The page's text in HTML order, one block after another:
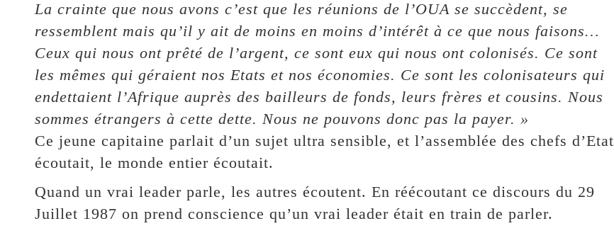
La crainte que nous avons c’est que les réunions de l’OUA se succèdent, se
ressemblent mais qu’il y ait de moins en moins d’intérêt à ce que nous faisons…
Ceux qui nous ont prêté de l’argent, ce sont eux qui nous ont colonisés. Ce sont
les mêmes qui géraient nos Etats et nos économies. Ce sont les colonisateurs qui
endettaient l’Afrique auprès des bailleurs de fonds, leurs frères et cousins. Nous
sommes étrangers à cette dette. Nous ne pouvons donc pas la payer. »
Ce jeune capitaine parlait d’un sujet ultra sensible, et l’assemblée des chefs d’Etat
écoutait, le monde entier écoutait.
Quand un vrai leader parle, les autres écoutent. En réécoutant ce discours du 29
Juillet 1987 on prend conscience qu’un vrai leader était en train de parler.